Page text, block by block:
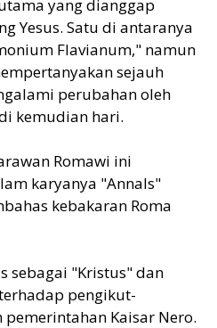
yang dianggap
Yesus. Satu di antaranya
Flavianum," namun
sejauh
perubahan oleh
kemudian hari.
Romawi ini
karyanya "Annals"
kebakaran Roma
sebagai "Kristus" dan
pengikut-
Kaisar Nero.